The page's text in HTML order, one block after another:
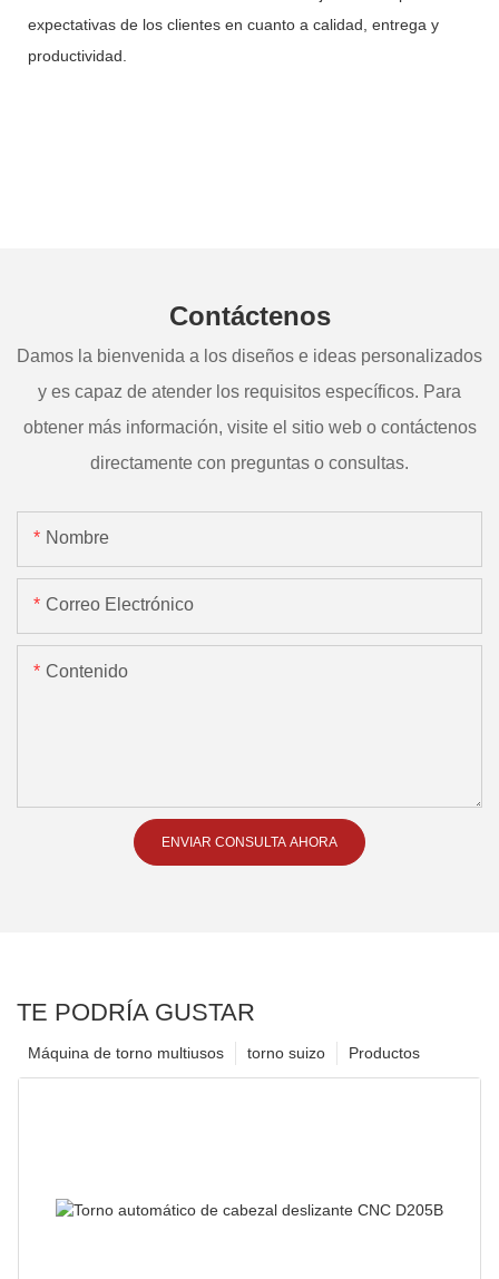
expectativas de los clientes en cuanto a calidad, entrega y
productividad.
Contáctenos
Damos la bienvenida a los diseños e ideas personalizados
y es capaz de atender los requisitos específicos. Para
obtener más información, visite el sitio web o contáctenos
directamente con preguntas o consultas.
Nombre
Correo Electrónico
Contenido
ENVIAR CONSULTA AHORA
TE PODRÍA GUSTAR
Productos
torno suizo
Máquina de torno multiusos